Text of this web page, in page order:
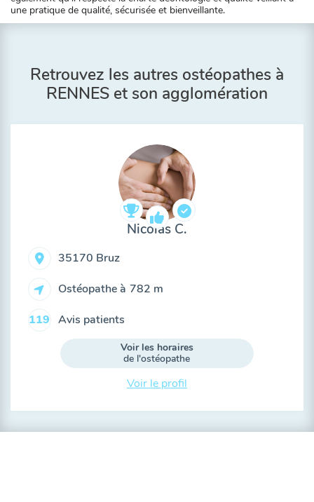
une pratique de qualité, sécurisée et bienveillante.
Retrouvez les autres ostéopathes à
RENNES et son agglomération
Nicolas C.
35170 Bruz
Ostéopathe à 782 m
119 Avis patients
Voir les horaires
de l'ostéopathe
Voir le profil